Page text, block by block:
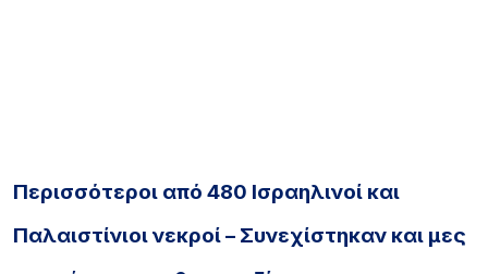
Περισσότεροι από 480 Ισραηλινοί και
Παλαιστίνιοι νεκροί – Συνεχίστηκαν και μες